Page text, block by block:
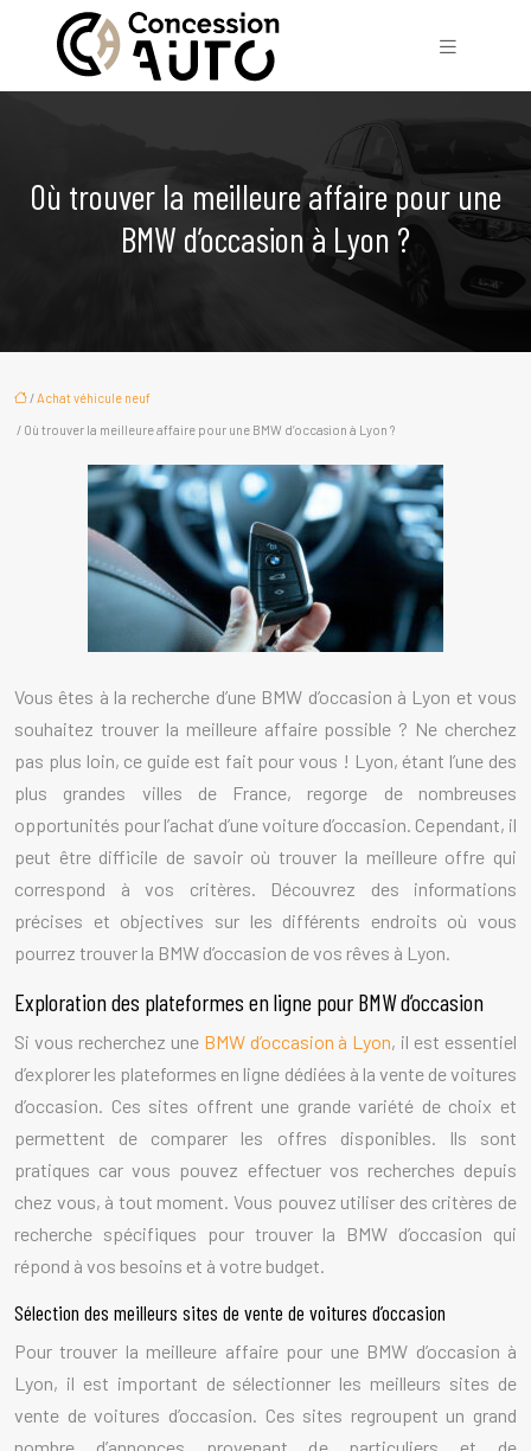
Où trouver la meilleure affaire pour une
BMW d’occasion à Lyon ?
/ Achat véhicule neuf
/ Où trouver la meilleure affaire pour une BMW d’occasion à Lyon ?
Vous êtes à la recherche d’une BMW d’occasion à Lyon et vous
souhaitez trouver la meilleure affaire possible ? Ne cherchez
pas plus loin, ce guide est fait pour vous ! Lyon, étant l’une des
plus grandes villes de France, regorge de nombreuses
opportunités pour l’achat d’une voiture d’occasion. Cependant, il
peut être difficile de savoir où trouver la meilleure offre qui
correspond à vos critères. Découvrez des informations
précises et objectives sur les différents endroits où vous
pourrez trouver la BMW d’occasion de vos rêves à Lyon.
Exploration des plateformes en ligne pour BMW d’occasion
Si vous recherchez une BMW d’occasion à Lyon, il est essentiel
d’explorer les plateformes en ligne dédiées à la vente de voitures
d’occasion. Ces sites offrent une grande variété de choix et
permettent de comparer les offres disponibles. Ils sont
pratiques car vous pouvez effectuer vos recherches depuis
chez vous, à tout moment. Vous pouvez utiliser des critères de
recherche spécifiques pour trouver la BMW d’occasion qui
répond à vos besoins et à votre budget.
Sélection des meilleurs sites de vente de voitures d’occasion
Pour trouver la meilleure affaire pour une BMW d’occasion à
Lyon, il est important de sélectionner les meilleurs sites de
vente de voitures d’occasion. Ces sites regroupent un grand
nombre d’annonces provenant de particuliers et de